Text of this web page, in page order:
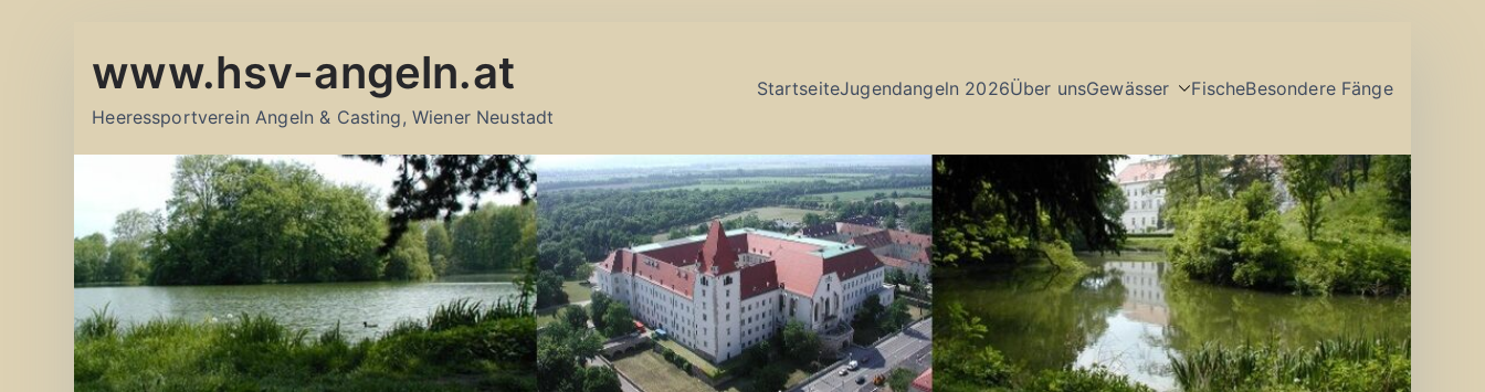
Inhalt
www.hsv-angeln.at
Heeressportverein Angeln & Casting, Wiener Neustadt
StartseiteJugendangeln 2026Über unsGewässer FischeBesondere Fänge